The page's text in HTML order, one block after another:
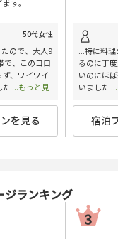
50代女性
ので、大人9
で、このコロ
、ワイワイ
た ...もっと見
を見る
...特に料
るのに丁
いのにほ
いました
宿泊
ジランキング